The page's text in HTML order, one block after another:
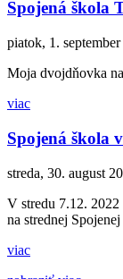
Spojená škola
piatok, 1.
Moja dvojdňovka
viac
Spojená škola
streda, 30. august
V stredu 7.12. 2022
na strednej
viac